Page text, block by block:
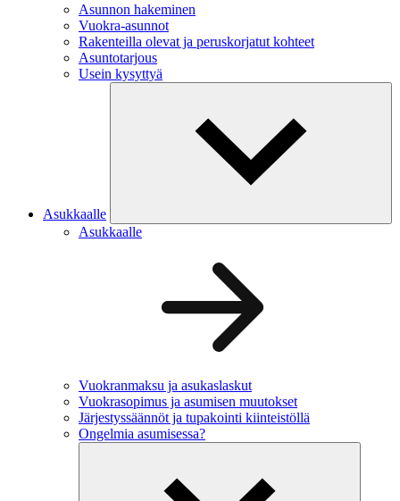
Asunnon hakeminen
Vuokra-asunnot
Rakenteilla olevat ja peruskorjatut kohteet
Asuntotarjous
Usein kysyttyä
Asukkaalle
Asukkaalle
Vuokranmaksu ja asukaslaskut
Vuokrasopimus ja asumisen muutokset
Järjestyssäännöt ja tupakointi kiinteistöllä
Ongelmia asumisessa?